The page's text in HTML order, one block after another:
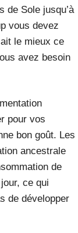
de Sole jusqu’à
vous devez
le mieux ce
avez besoin
pour vos
bon goût. Les
ancestrale
de
ce qui
de développer